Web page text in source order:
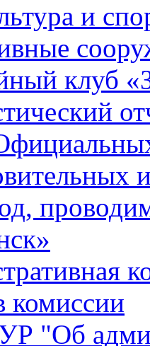
и
клуб
комиссии
"Об